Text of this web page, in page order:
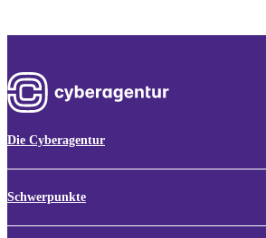
Die Cyberagentur
Schwerpunkte